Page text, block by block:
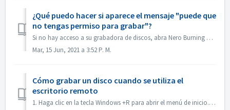
¿Qué puedo hacer si aparece el mensaje "puede que
no tengas permiso para grabar"?
Si no hay acceso a su grabadora de discos, abra Nero Burning ROM o Nero Express, aparecerá el mensaje de error. Cómo resolverlo: Bajo la cuenta de admin...
Mar, 15 Jun, 2021 a 3:52 P. M.
Cómo grabar un disco cuando se utiliza el
escritorio remoto
1. Haga clic en la tecla Windows +R para abrir el menú de inicio. 2. Introduzca gpedit.msc en el cuadro de búsqueda y pulse la tecla [Enter] de su teclado....